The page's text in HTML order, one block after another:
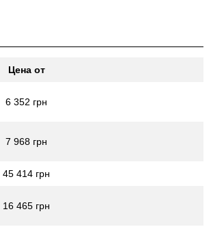
Цена от
6 352 грн
7 968 грн
45 414 грн
16 465 грн